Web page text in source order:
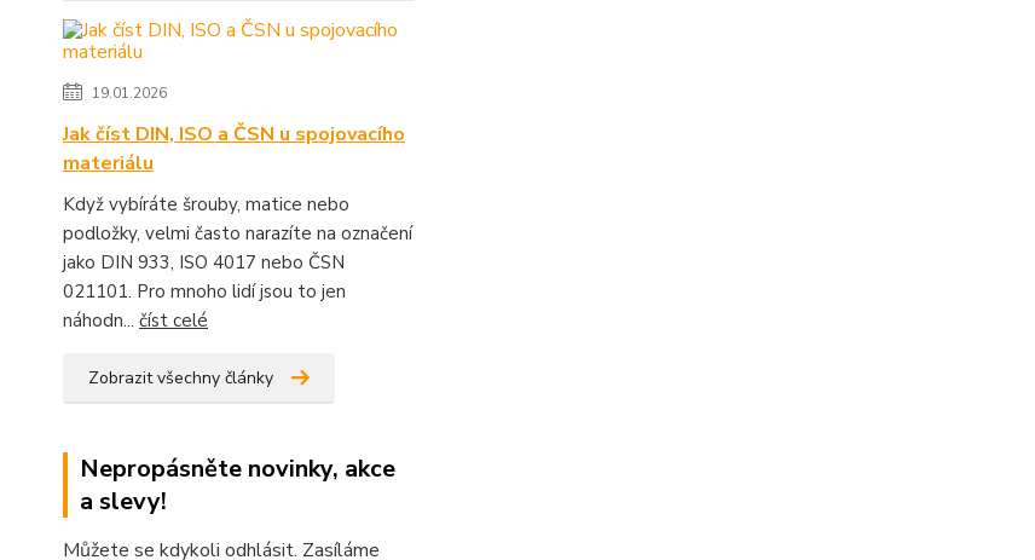
19.01.2026
Jak číst DIN, ISO a ČSN u spojovacího
materiálu
Když vybíráte šrouby, matice nebo
podložky, velmi často narazíte na označení
jako DIN 933, ISO 4017 nebo ČSN
021101. Pro mnoho lidí jsou to jen
náhodn... číst celé
Zobrazit všechny články
Nepropásněte novinky, akce
a slevy!
Můžete se kdykoli odhlásit. Zasíláme